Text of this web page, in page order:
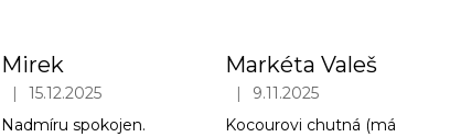
Mirek
Hodnocení obchodu je 5 z 5 hvězdiček.
|
15.12.2025
Nadmíru spokojen.
Markéta Valeš
Hodnocení obchodu je 5 z 5
|
9.11.2025
Kocourovi chutná (má